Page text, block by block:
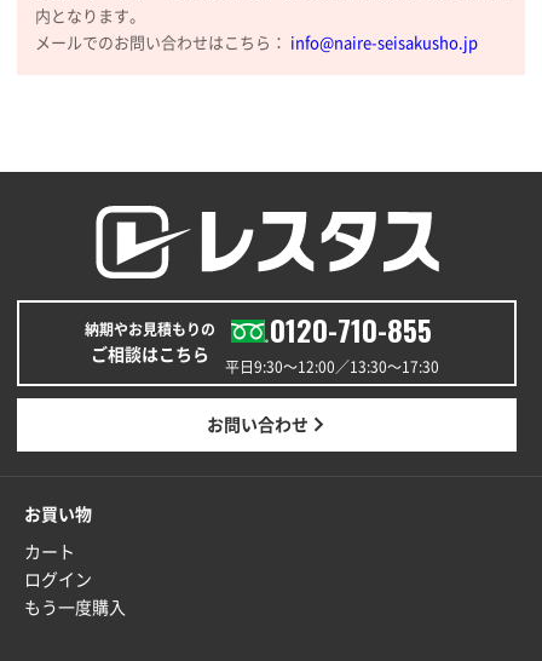
200枚
2025年12月25日 13:33
以前の注文も含め価格と品質
青森県K社様
ワンポイントポリ袋 A4サイズ1000枚
2025年12月24日 13:22
安い
ワンポイント箔押し紙袋 M横サイズ(A4対応)100
2025年12月22日 03:31
神奈川県S社様
内となります。
メールでのお問い合わせはこちら： info@naire-seisakusho.jp
納期やお見積もりの
ご相談はこちら
0120-710-855
平日9:30〜12:00／13:30〜17:30
お問い合わせ
お買い物
カート
ログイン
もう一度購入